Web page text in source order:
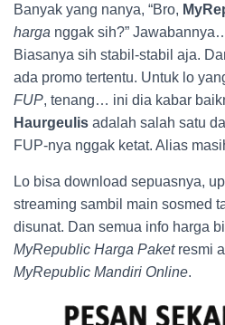
Banyak yang nanya, “Bro,
harga nggak sih?”
Biasanya sih stabil-stabil aja.
ada promo tertentu. Untuk lo
FUP, tenang… ini dia kabar
Haurgeulis adalah salah satu
FUP-nya nggak ketat. Alias
Lo bisa download sepuasnya,
streaming sambil main sosmed
disunat. Dan semua info harga
MyRepublic Harga Paketresmi
MyRepublic Mandiri Online.